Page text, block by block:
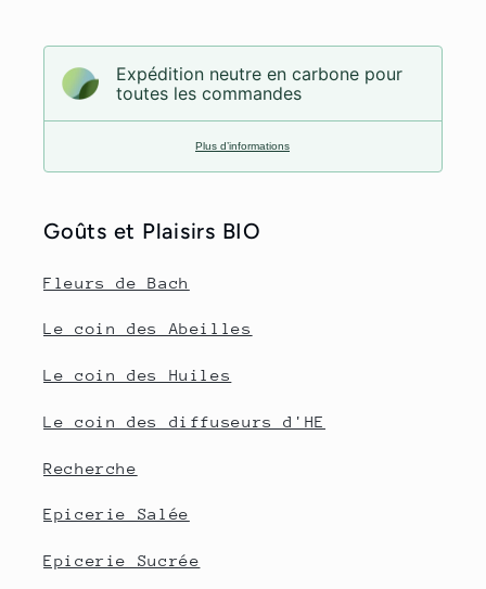
Expédition neutre en carbone pour
toutes les commandes
Plus d’informations
Goûts et Plaisirs BIO
Fleurs de Bach
Le coin des Abeilles
Le coin des Huiles
Le coin des diffuseurs d'HE
Recherche
Epicerie Salée
Epicerie Sucrée